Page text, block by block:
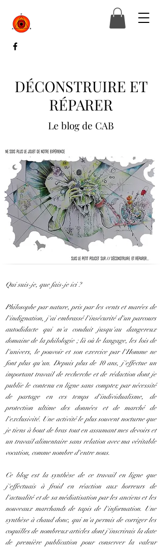
DÉCONSTRUIRE ET
RÉPARER
Le blog de CAB
Qui suis-je, que fais-je ici ?
Philosophe par nature, pris par les vents et marées de
l'indignation, j'ai embrassé l'insécurité d'un parcours
autodidacte qui m'a conduit jusqu'au dangereux
domaine de la philologie ; là où le langage, les lois de
l'univers, le pouvoir et son exercice par l'Homme ne
font plus qu'un. Depuis plus de 10 ans, j'effectue un
important travail de recherche et de rédaction dont je
publie le contenu en ligne sans compter, par nécessité
de partage en ces temps d'individualisme, de
protection ultime des données et de marché de
l'exclusivité. Une activité le plus souvent nocturne que
je tiens à bout de bras tout en assumant mes devoirs et
un travail alimentaire sans relation avec ma véritable
vocation, comme nombre d'entre nous.
Ce blog est la synthèse de ce travail en ligne que
j'effectuais à froid en réaction aux horreurs de
l'actualité et de sa médiatisation par les anciens et les
nouveaux marchands de tapis de l'information. Une
synthèse à chaud donc, qui m'a permis de corriger les
coquilles de nombreux articles dont j'inscrirais la date
de première publication pour conserver la valeur